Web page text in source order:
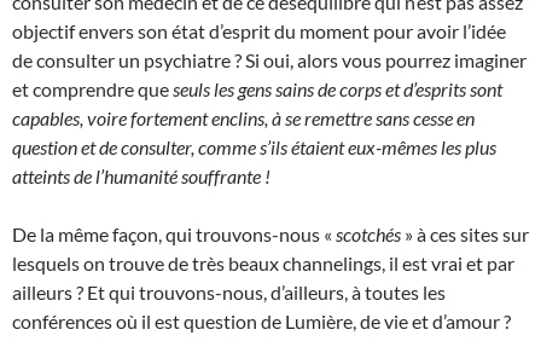
objectif envers son état d’esprit du moment pour avoir l’idée
de consulter un psychiatre ? Si oui, alors vous pourrez imaginer
et comprendre que seuls les gens sains de corps et d’esprits sont
capables, voire fortement enclins, à se remettre sans cesse en
question et de consulter, comme s’ils étaient eux-mêmes les plus
atteints de l’humanité souffrante !
De la même façon, qui trouvons-nous « scotchés » à ces sites sur
lesquels on trouve de très beaux channelings, il est vrai et par
ailleurs ? Et qui trouvons-nous, d’ailleurs, à toutes les
conférences où il est question de Lumière, de vie et d’amour ?